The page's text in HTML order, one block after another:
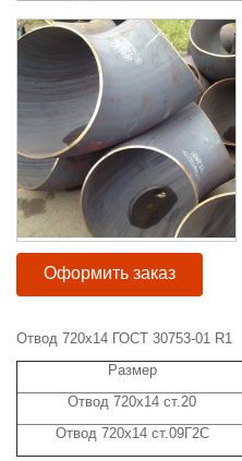
Оформить заказ
Отвод 720х14 ГОСТ 30753-01 R1
Размер
Отвод 720х14 ст.20
Отвод 720х14 ст.09Г2С